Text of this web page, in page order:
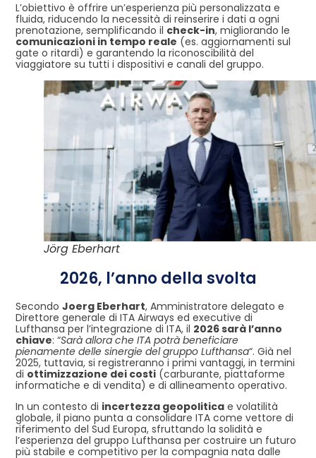
L’obiettivo è offrire un’esperienza più personalizzata e
fluida, riducendo la necessità di reinserire i dati a ogni
prenotazione, semplificando il check-in, migliorando le
comunicazioni in tempo reale (es. aggiornamenti sul
gate o ritardi) e garantendo la riconoscibilità del
viaggiatore su tutti i dispositivi e canali del gruppo.
Jörg Eberhart
2026, l’anno della svolta
Secondo Joerg Eberhart, Amministratore delegato e
Direttore generale di ITA Airways ed executive di
Lufthansa per l’integrazione di ITA, il 2026 sarà l’anno
chiave: “Sarà allora che ITA potrà beneficiare
pienamente delle sinergie del gruppo Lufthansa“. Già nel
2025, tuttavia, si registreranno i primi vantaggi, in termini
di ottimizzazione dei costi (carburante, piattaforme
informatiche e di vendita) e di allineamento operativo.
In un contesto di incertezza geopolitica e volatilità
globale, il piano punta a consolidare ITA come vettore di
riferimento del Sud Europa, sfruttando la solidità e
l’esperienza del gruppo Lufthansa per costruire un futuro
più stabile e competitivo per la compagnia nata dalle